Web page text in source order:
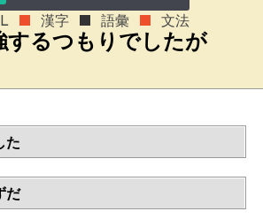
するつもりでしたが
た
だ